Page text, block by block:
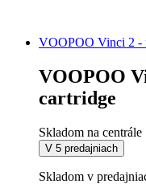
VOOPOO Vinci 2 -
VOOPOO
cartridge
Skladom na centrále
V 5 predajniach
Skladom v